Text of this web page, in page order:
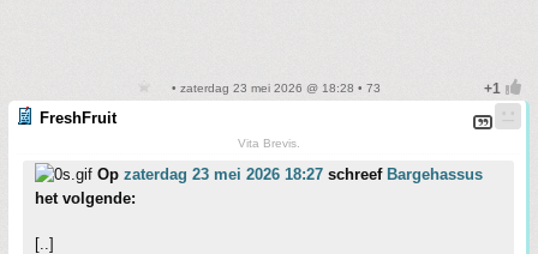
• zaterdag 23 mei 2026 @ 18:28 • 73
FreshFruit
Vita Brevis.
Op zaterdag 23 mei 2026 18:27 schreef Bargehassus
het volgende:
[..]